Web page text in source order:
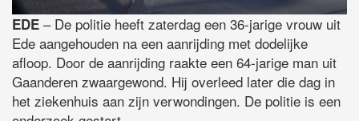
EDE – De politie heeft zaterdag een 36-jarige vrouw uit
Ede aangehouden na een aanrijding met dodelijke
afloop. Door de aanrijding raakte een 64-jarige man uit
Gaanderen zwaargewond. Hij overleed later die dag in
het ziekenhuis aan zijn verwondingen. De politie is een